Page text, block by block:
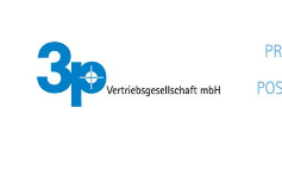
Zur
Navigation
springen
Zum
Inhalt
springen